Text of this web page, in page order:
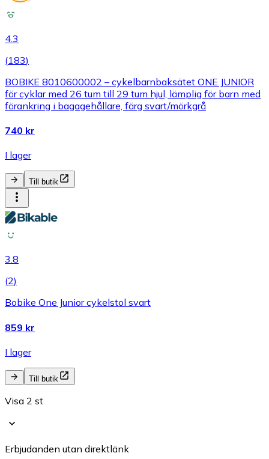
4.3
(183)
BOBIKE 8010600002 – cykelbarnbaksätet ONE JUNIOR
för cyklar med 26 tum till 29 tum hjul, lämplig för barn med
förankring i bagagehållare, färg svart/mörkgrå
740 kr
I lager
Till butik
3.8
(2)
Bobike One Junior cykelstol svart
859 kr
I lager
Till butik
Visa 2 st
Erbjudanden utan direktlänk